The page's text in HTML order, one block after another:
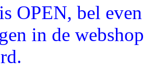
OPEN, bel
in de